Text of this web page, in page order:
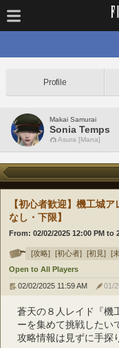
Profile
Makai Samurai
Sonia Temps
Asura [Mana]
【初心者歓迎】機工城
なし・下限】
From: 02/02/2025 12:00 PMto
[攻略] [初心者] [初見] [
Open to All Players
02/02/2025 11:59 AM
01/
蒼天の８人レイド『機
ーを集めて挑戦したい
攻略情報は見ずに手探